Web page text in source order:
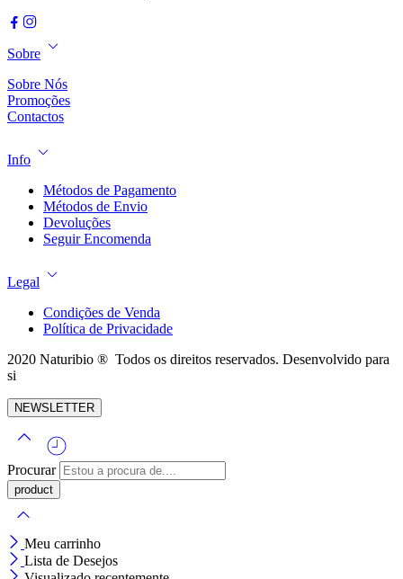
Sobre
Sobre Nós
Promoções
Contactos
Info
Métodos de Pagamento
Métodos de Envio
Devoluções
Seguir Encomenda
Legal
Condições de Venda
Política de Privacidade
2020 Naturibio ® Todos os direitos reservados. Desenvolvido para
si
NEWSLETTER
Procurar
Meu carrinho
Lista de Desejos